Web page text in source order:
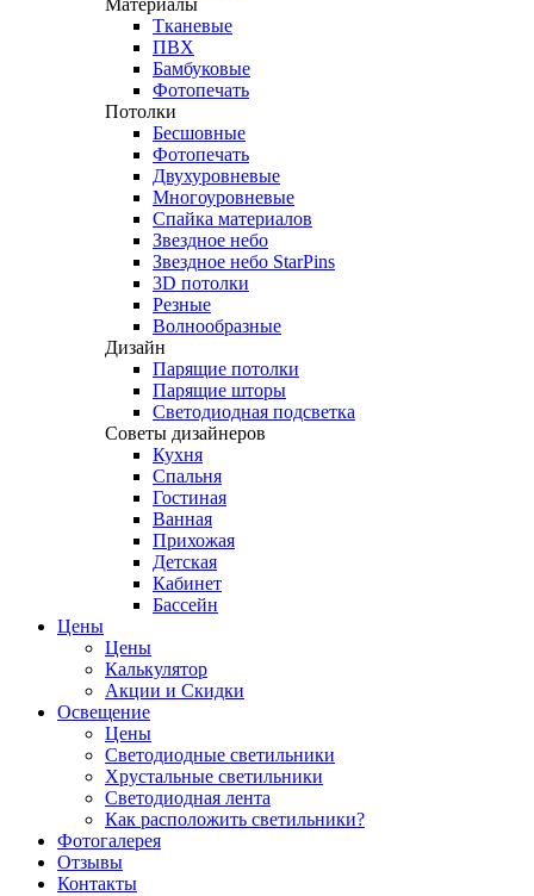
Материалы
Тканевые
ПВХ
Бамбуковые
Фотопечать
Потолки
Бесшовные
Фотопечать
Двухуровневые
Многоуровневые
Спайка материалов
Звездное небо
Звездное небо StarPins
3D потолки
Резные
Волнообразные
Дизайн
Парящие потолки
Парящие шторы
Светодиодная подсветка
Советы дизайнеров
Кухня
Спальня
Гостиная
Ванная
Прихожая
Детская
Кабинет
Бассейн
Цены
Цены
Калькулятор
Акции и Скидки
Освещение
Цены
Светодиодные светильники
Хрустальные светильники
Светодиодная лента
Как расположить светильники?
Фотогалерея
Отзывы
Контакты